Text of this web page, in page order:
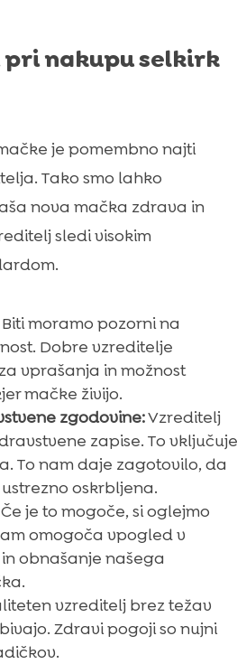
nakupu selkirk
je pomembno najti
Tako smo lahko
nova mačka zdrava in
sledi visokim
moramo pozorni na
Dobre vzreditelje
vprašanja in možnost
mačke živijo.
zgodovine:Vzreditelj
zapise. To vključuje
To nam daje zagotovilo, da
oskrbljena.
je to mogoče, si oglejmo
omogoča vpogled v
obnašanje našega
vzreditelj brez težav
Zdravi pogoji so nujni